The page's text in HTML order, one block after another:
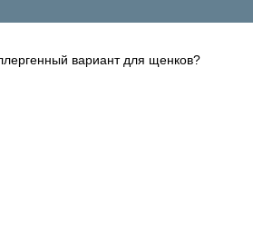
вариант для щенков?